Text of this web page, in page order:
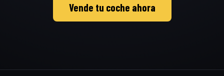
Vende tu coche ahora